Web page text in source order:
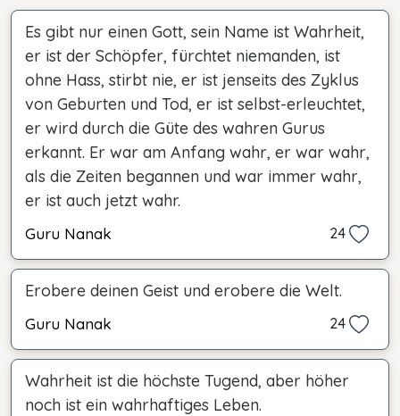
Es gibt nur einen Gott, sein Name ist Wahrheit,
er ist der Schöpfer, fürchtet niemanden, ist
ohne Hass, stirbt nie, er ist jenseits des Zyklus
von Geburten und Tod, er ist selbst-erleuchtet,
er wird durch die Güte des wahren Gurus
erkannt. Er war am Anfang wahr, er war wahr,
als die Zeiten begannen und war immer wahr,
er ist auch jetzt wahr.
Guru Nanak 24
Erobere deinen Geist und erobere die Welt.
Guru Nanak 24
Wahrheit ist die höchste Tugend, aber höher
noch ist ein wahrhaftiges Leben.